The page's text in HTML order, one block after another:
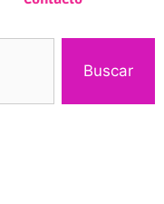
Buscar